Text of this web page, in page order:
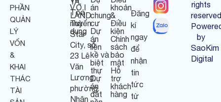
PHẦN
QUẢN
LÝ
VỐN
&
KHAI
THÁC
TÀI
Tòa
nhà
Star
City, số
23 Lê
Văn
Lương,
phường
Nhân
V.O.I
LAND
Tuyển
dụng
án
chung
cư
Dự
án
liền
kề và
biệt
thự
Dự
án
đất
khoản
&
Điều
kiện
Chính
sách
bảo
mật
Hỗ
trợ
khách
hàng
Đăng
kí
ngay
để
nhận
tin
tức
từ
rights
by
SaoKim
Digital